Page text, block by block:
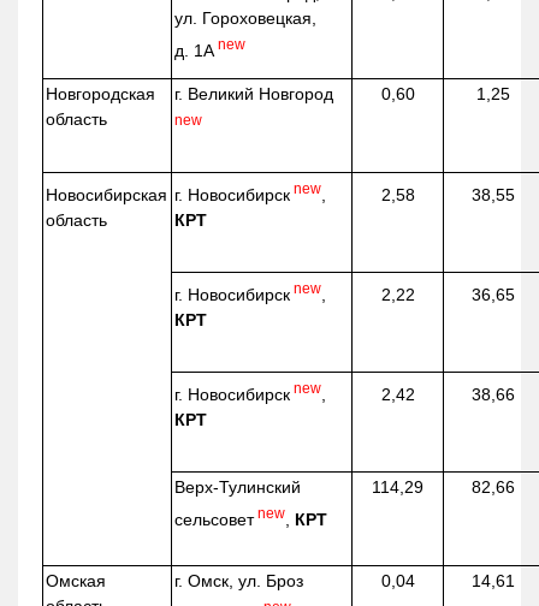
ул. Гороховецкая,
д. 1А new
Новгородская
область
г. Великий Новгород
new
0,60 1,25
Новосибирская
область
г. Новосибирск new
КРТ
2,58 38,55
г. Новосибирск new
КРТ
2,22 36,65
г. Новосибирск new
КРТ
2,42 38,66
Верх-Тулинский
сельсовет new КРТ
114,29 82,66
Омская
г. Омск, ул. Броз
0,04 14,61